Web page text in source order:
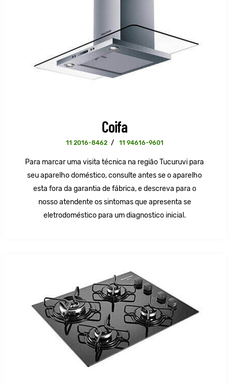
Coifa
11 2016-8462 / 11 94616-9601
Para marcar uma visita técnica na região Tucuruvi para
seu aparelho doméstico, consulte antes se o aparelho
esta fora da garantia de fábrica, e descreva para o
nosso atendente os sintomas que apresenta se
eletrodoméstico para um diagnostico inicial.